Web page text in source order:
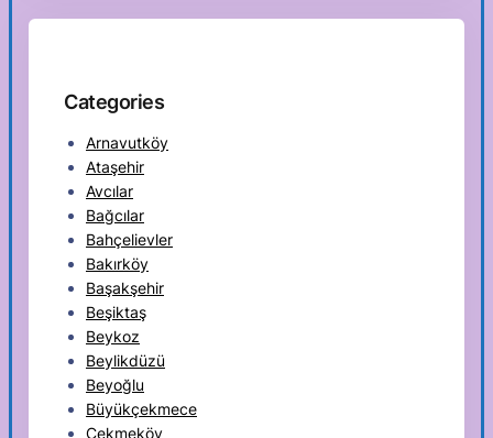
Categories
Arnavutköy
Ataşehir
Avcılar
Bağcılar
Bahçelievler
Bakırköy
Başakşehir
Beşiktaş
Beykoz
Beylikdüzü
Beyoğlu
Büyükçekmece
Çekmeköy